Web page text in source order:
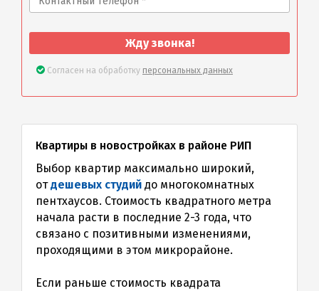
Жду звонка!
Согласен на обработку персональных данных
Квартиры в новостройках в районе РИП
Выбор квартир максимально широкий,
отдешевых студий до многокомнатных
пентхаусов. Стоимость квадратного метра
начала расти в последние 2-3 года, что
связано с позитивными изменениями,
проходящими в этом микрорайоне.
Если раньше стоимость квадрата